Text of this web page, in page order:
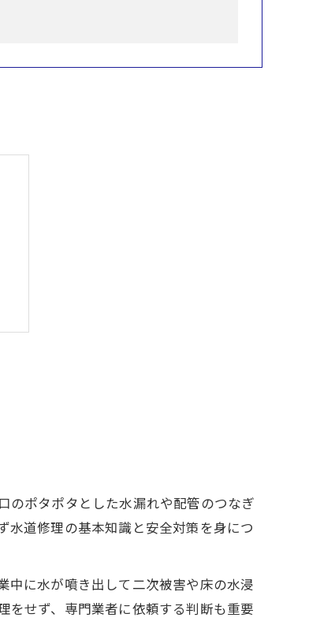
のポタポタとした水漏れや配管のつなぎ
水道修理の基本知識と安全対策を身につ
中に水が噴き出して二次被害や床の水浸
をせず、専門業者に依頼する判断も重要